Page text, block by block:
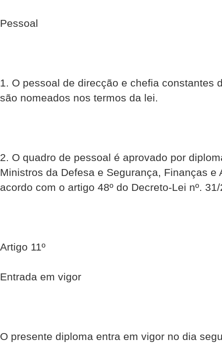
Pessoal
1. O pessoal de direcção e chefia constantes
são nomeados nos termos da lei.
2. O quadro de pessoal é aprovado por
Ministros da Defesa e Segurança, Finanças e
acordo com o artigo 48º do Decreto-Lei nº.
Artigo 11º
Entrada em vigor
O presente diploma entra em vigor no dia